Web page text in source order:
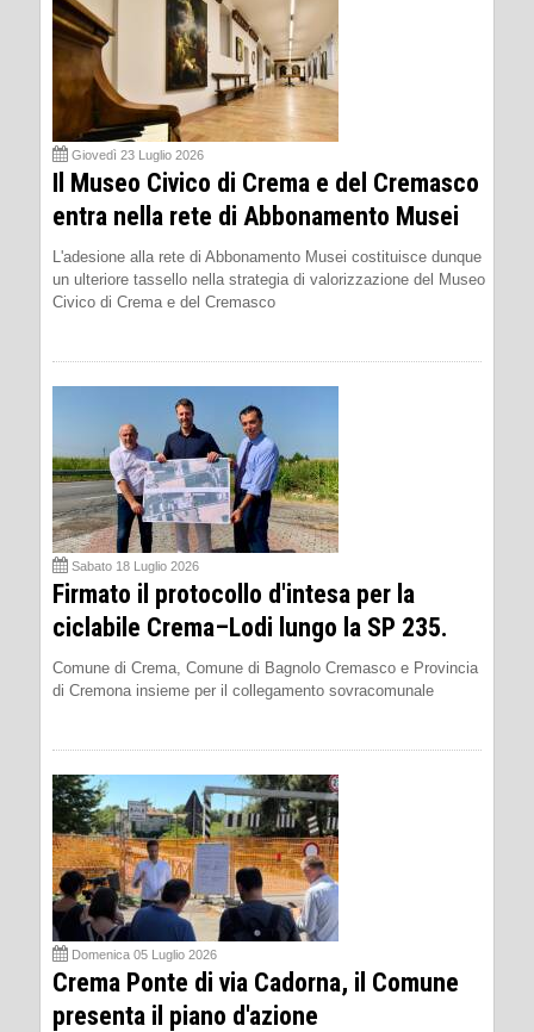
Giovedì 23 Luglio 2026
Il Museo Civico di Crema e del Cremasco
entra nella rete di Abbonamento Musei
L'adesione alla rete di Abbonamento Musei costituisce dunque
un ulteriore tassello nella strategia di valorizzazione del Museo
Civico di Crema e del Cremasco
Sabato 18 Luglio 2026
Firmato il protocollo d'intesa per la
ciclabile Crema–Lodi lungo la SP 235.
Comune di Crema, Comune di Bagnolo Cremasco e Provincia
di Cremona insieme per il collegamento sovracomunale
Domenica 05 Luglio 2026
Crema Ponte di via Cadorna, il Comune
presenta il piano d'azione